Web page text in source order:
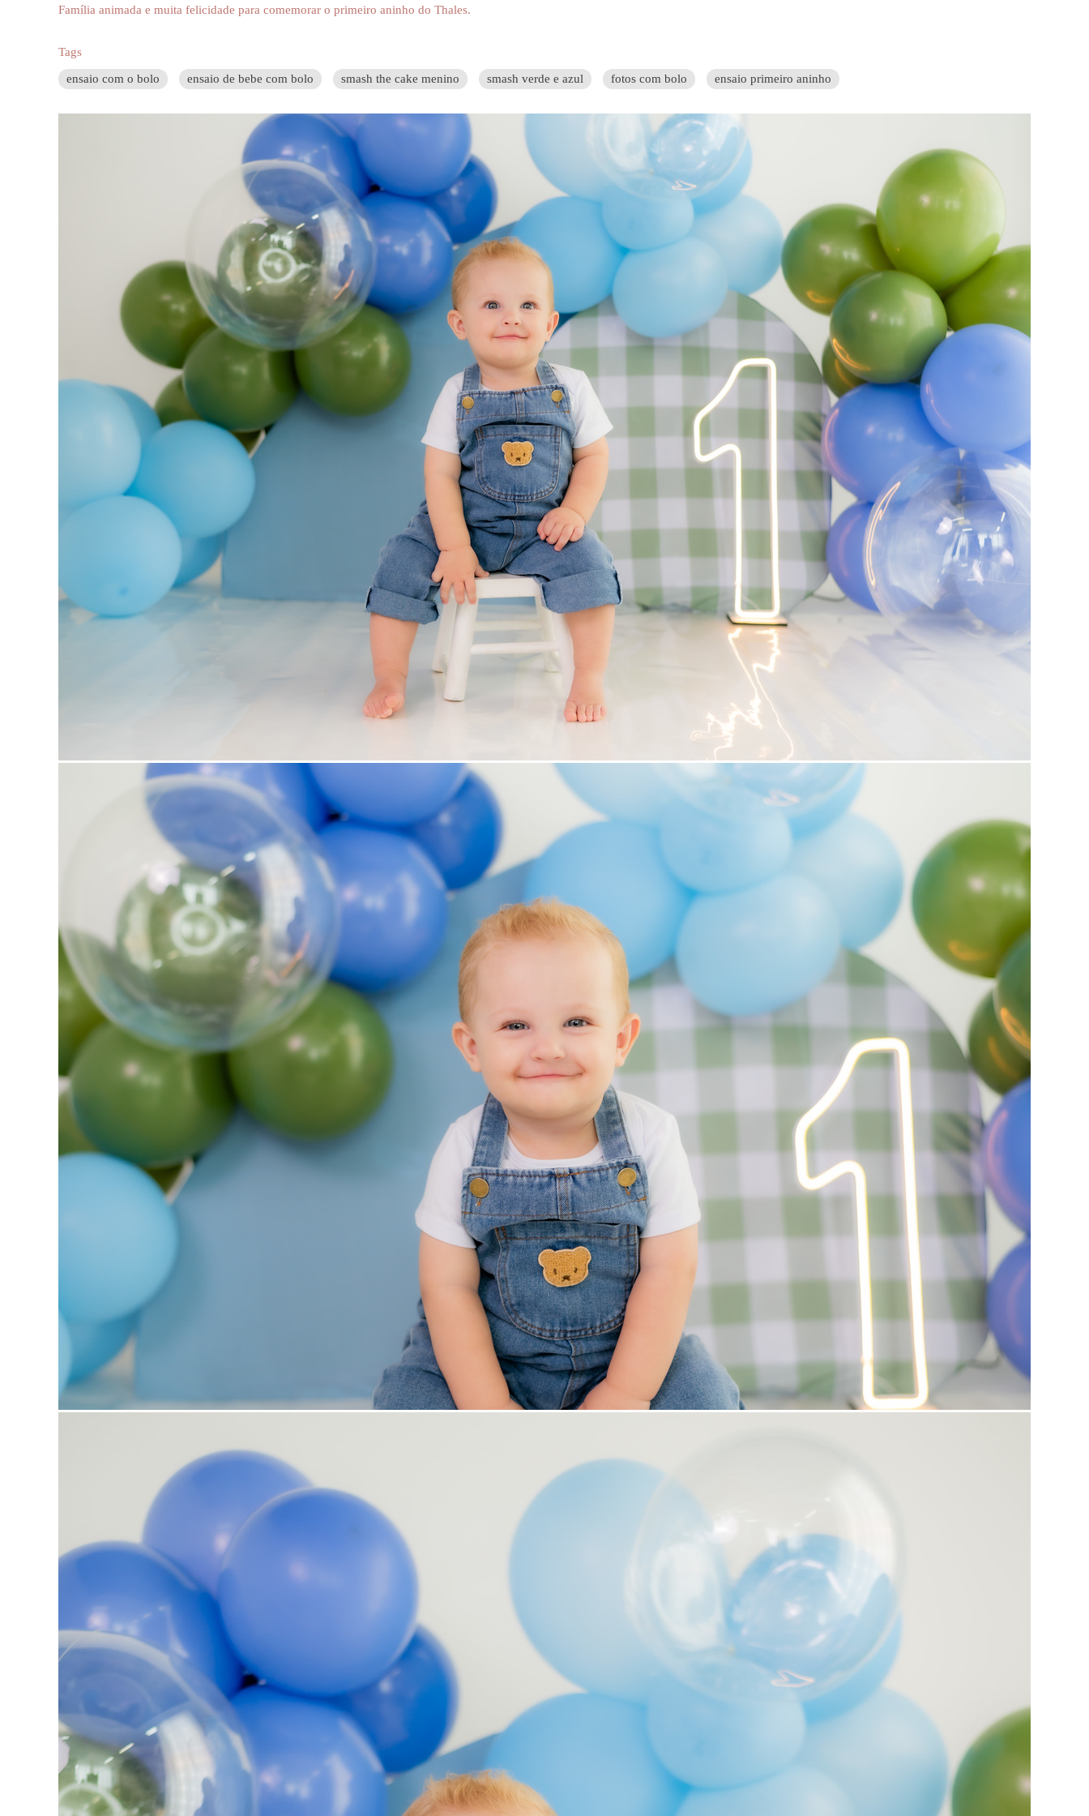
Família animada e muita felicidade para comemorar o primeiro aninho do Thales.
Tags
ensaio com o bolo ensaio de bebe com bolo smash the cake menino smash verde e azul fotos com bolo ensaio primeiro aninho